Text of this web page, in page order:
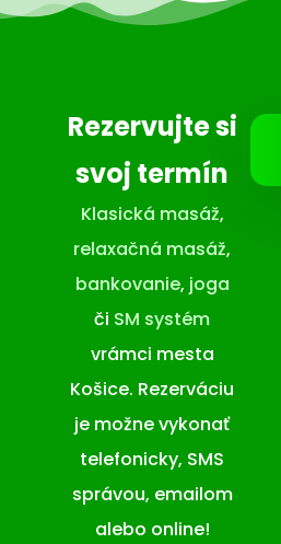
Rezervujte si
svoj termín
Klasická masáž,
relaxačná masáž,
bankovanie, joga
či SM systém
vrámci mesta
Košice. Rezerváciu
je možne vykonať
telefonicky, SMS
správou, emailom
alebo online!